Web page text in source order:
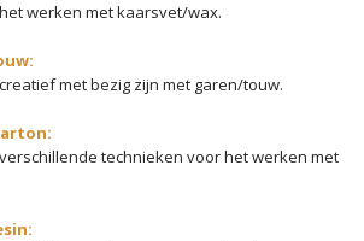
werken met kaarsvet/wax.
met bezig zijn met garen/touw.
technieken voor het werken met